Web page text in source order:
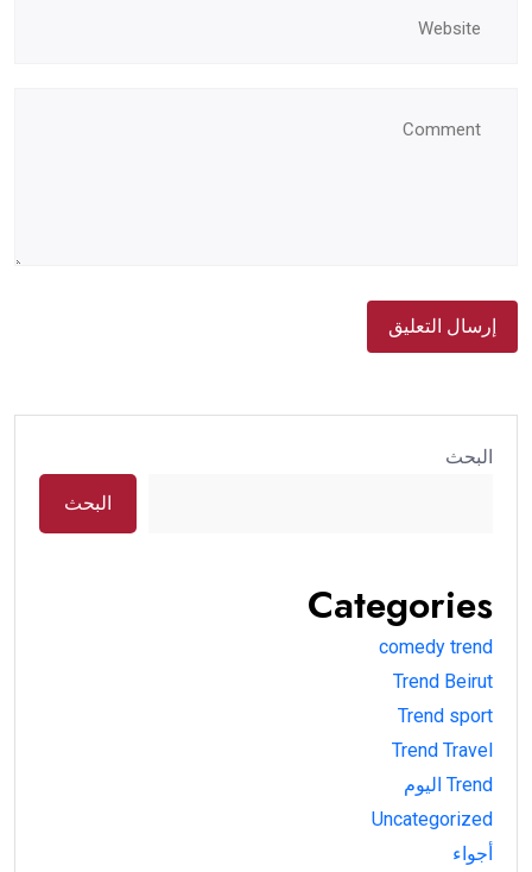
البحث
البحث
Categories
comedy trend
Trend Beirut
Trend sport
Trend Travel
Trend اليوم
Uncategorized
أجواء